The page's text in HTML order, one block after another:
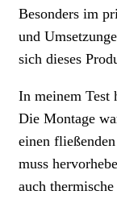
Besonders im
und
sich dieses
In meinem Test
Die Montage
einen
muss
auch